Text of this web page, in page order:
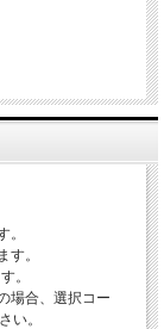
、口当たり・持ちやす
性がある
釉薬の収縮率の違いに
とで泡立ちをよくし、
とで美味しさが維持さ
入れておくと器自体が
。
。
場合、選択コー
い。